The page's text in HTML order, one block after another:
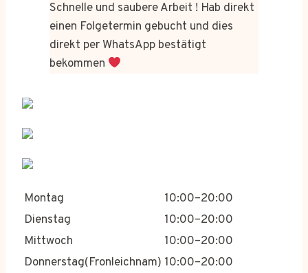
Schnelle und saubere Arbeit ! Hab direkt
einen Folgetermin gebucht und dies
direkt per WhatsApp bestätigt
bekommen
Montag
10:00–20:00
Dienstag
10:00–20:00
Mittwoch
10:00–20:00
Donnerstag(Fronleichnam) 10:00–20:00